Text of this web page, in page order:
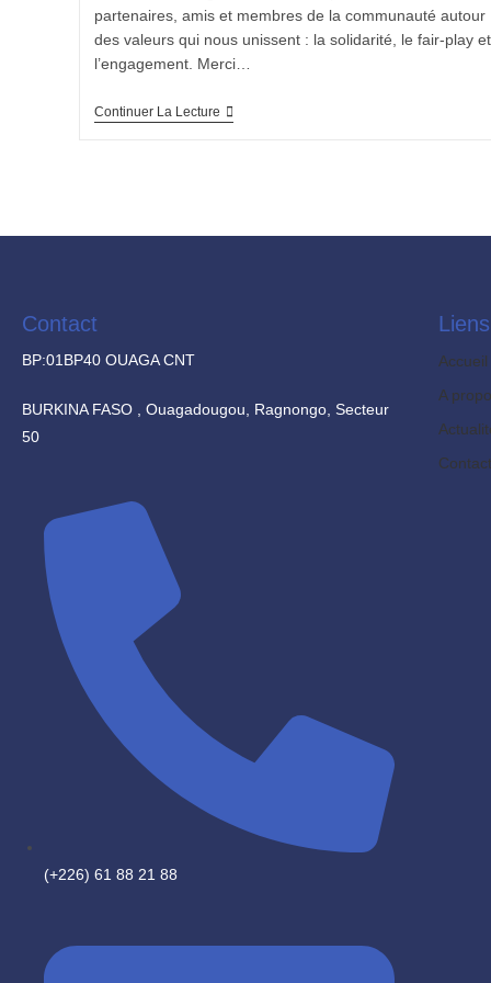
partenaires, amis et membres de la communauté autour
des valeurs qui nous unissent : la solidarité, le fair-play et
l’engagement. Merci…
Continuer La Lecture
Contact
BP:01BP40 OUAGA CNT
BURKINA FASO , Ouagadougou, Ragnongo, Secteur
50
(+226) 61 88 21 88
Accueil
A
Contact